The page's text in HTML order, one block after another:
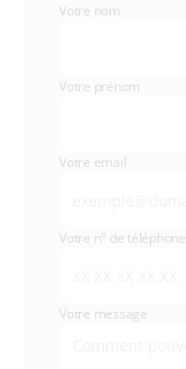
Votre nom
Votre prénom
Votre email
Votre n° de téléphone
Votre message